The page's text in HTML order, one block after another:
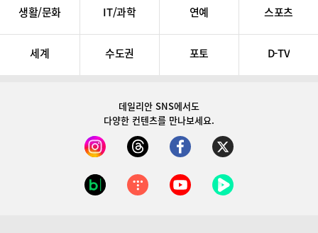
생활/문화 IT/과학 연예 스포츠
세계 수도권 포토 D-TV
데일리안 SNS에서도
다양한 컨텐츠를 만나보세요.